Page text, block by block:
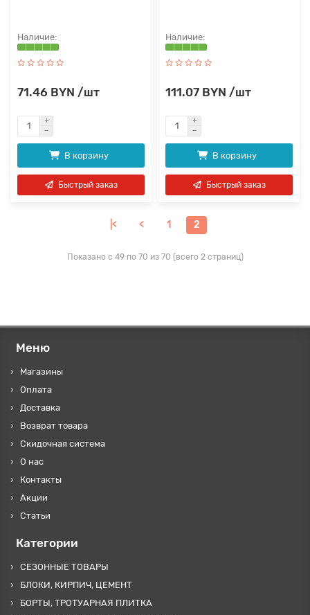
71.46 BYN /шт
В корзину
Быстрый заказ
111.07 BYN /шт
В корзину
Быстрый заказ
|< < 1 2
Показано с 49 по 70 из 70 (всего 2 страниц)
Меню
Магазины
Оплата
Доставка
Возврат товара
Скидочная система
О нас
Контакты
Акции
Статьи
Категории
СЕЗОННЫЕ ТОВАРЫ
БЛОКИ, КИРПИЧ, ЦЕМЕНТ
БОРТЫ, ТРОТУАРНАЯ ПЛИТКА